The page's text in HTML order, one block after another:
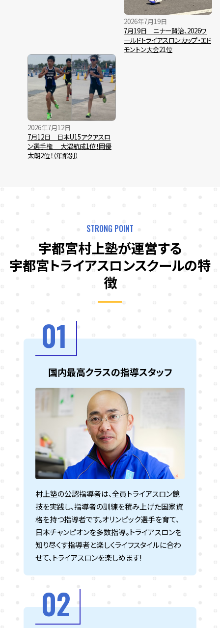
7月19日 ニナー賢治、2026ワ
ールドトライアスロンカップ・エド
モントン大会21位
2026年7月19日
7月12日 日本U15アクアスロ
ン選手権 大沼航成1位！岡優
太朗2位！（年齢別）
2026年7月12日
STRONG POINT
宇都宮村上塾が運営する
宇都宮トライアスロンスクールの特
徴
01
国内最高クラスの指導スタッフ
村上塾の公認指導者は、全員トライアスロン競
技を実践し、指導者の訓練を積み上げた国家資
格を持つ指導者です。オリンピック選手を育て、
日本チャンピオンを多数指導。トライアスロンを
知り尽くす指導者と楽しくライフスタイルに合わ
せて、トライアスロンを楽しめます!
02